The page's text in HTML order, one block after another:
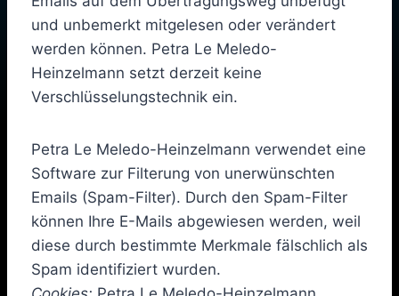
und unbemerkt mitgelesen oder verändert
werden können. Petra Le Meledo-
Heinzelmann setzt derzeit keine
Verschlüsselungstechnik ein.
Petra Le Meledo-Heinzelmann verwendet eine
Software zur Filterung von unerwünschten
Emails (Spam-Filter). Durch den Spam-Filter
können Ihre E-Mails abgewiesen werden, weil
diese durch bestimmte Merkmale fälschlich als
Spam identifiziert wurden.